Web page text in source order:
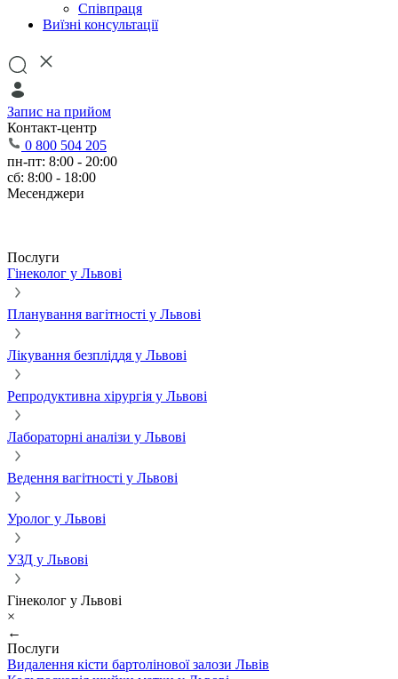
Співпраця
Виїзні консультації
Запис на прийом
Контакт-центр
0 800 504 205
пн-пт: 8:00 - 20:00
сб: 8:00 - 18:00
Месенджери
Послуги
Гінеколог у Львові
Планування вагітності у Львові
Лікування безпліддя у Львові
Репродуктивна хірургія у Львові
Лабораторні аналізи у Львові
Ведення вагітності у Львові
Уролог у Львові
УЗД у Львові
Гінеколог у Львові
×
←
Послуги
Видалення кісти бартолінової залози Львів